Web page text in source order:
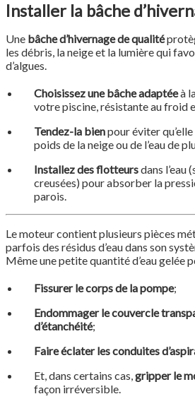
Installer la bâche
Une bâche d’hivernage de qualité
les débris, la neige et la lumière qui
d’algues.
Choisissez une bâche adaptéeà
votre piscine, résistante au froid
Tendez-la bienpour éviter qu’elle
poids de la neige ou de l’eau de
Installez des flotteursdans l’eau
creusées) pour absorber la
parois.
Le moteur contient plusieurs pièces
parfois des résidus d’eau dans son
Même une petite quantité d’eau gelée
Fissurer le corps de la pompe;
Endommager le couvercle
d’étanchéité;
Faire éclater les conduites
Et, dans certains cas,gripper le
façon irréversible.